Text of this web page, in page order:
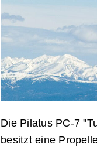
Die Pilatus PC-7
besitzt eine